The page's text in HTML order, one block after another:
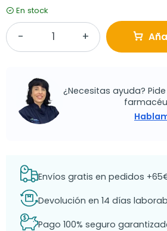
En stock
¿Necesitas ayuda?
Envíos gratis en pedidos
Devolución en 14 días
Pago 100% seguro